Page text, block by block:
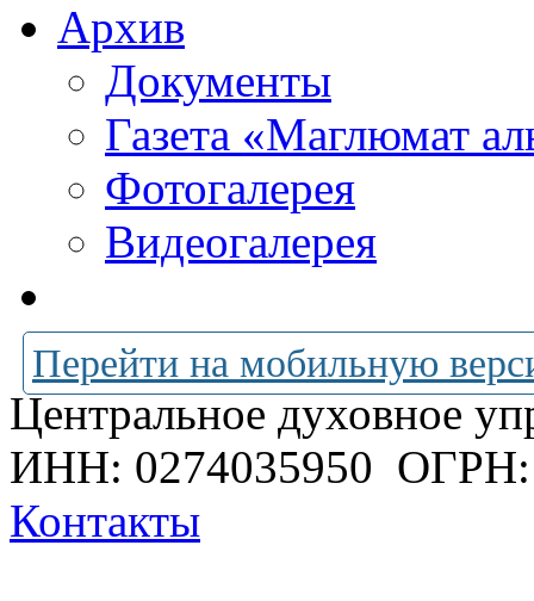
Архив
Документы
Газета «Маглюмат
Фотогалерея
Видеогалерея
Перейти на мобильную
Центральное духовное
ИНН: 0274035950 ОГРН:
Контакты